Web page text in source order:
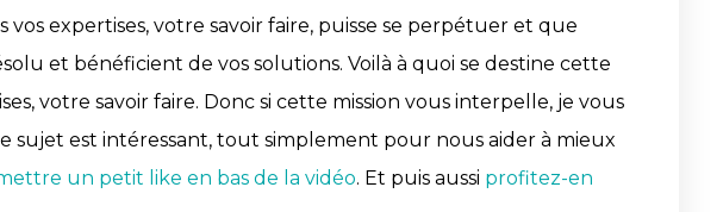
expertises, votre savoir faire, puisse se perpétuer et que
et bénéficient de vos solutions. Voilà à quoi se destine cette
votre savoir faire. Donc si cette mission vous interpelle, je vous
sujet est intéressant, tout simplement pour nous aider à mieux
un petit like en bas de la vidéo. Et puis aussi profitez-en